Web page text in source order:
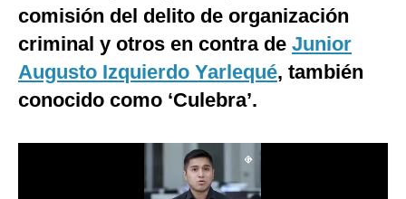
Club del Suscriptor
Mix
G de Gestión
Notas Contratadas
comisión del delito de organización
criminal y otros en contra de Junior
Augusto Izquierdo Yarlequé, también
conocido como ‘Culebra’.